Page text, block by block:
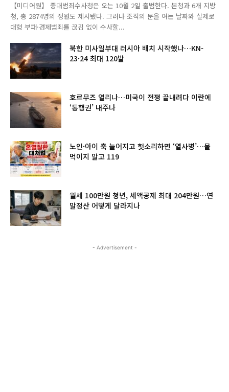
【미디어원】 중대범죄수사청은 오는 10월 2일 출범한다. 본청과 6개 지방
청, 총 2874명의 정원도 제시됐다. 그러나 조직의 문을 여는 날짜와 실제로
대형 부패·경제범죄를 끊김 없이 수사할...
북한 미사일부대 러시아 배치 시작했나…KN-
23·24 최대 120발
호르무즈 열리나…미국이 전쟁 끝내려다 이란에
‘통행권’ 내주나
노인·아이 축 늘어지고 헛소리하면 ‘열사병’…물
먹이지 말고 119
월세 100만원 청년, 세액공제 최대 204만원…연
말정산 어떻게 달라지나
- Advertisement -